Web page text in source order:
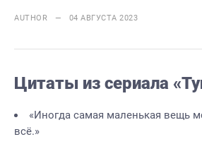
AUTHOR — 04 АВГУСТА 2023
Цитаты из сериала
«Иногда самая маленькая вещь
всё.»